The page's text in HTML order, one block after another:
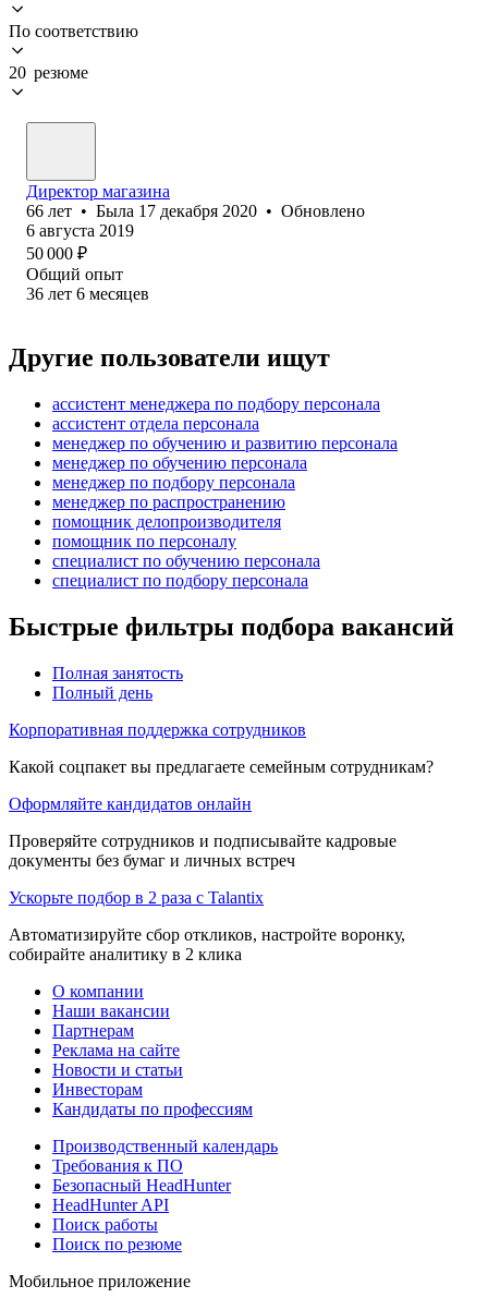
По соответствию
20 резюме
Директор магазина
66 лет • Была 17 декабря 2020 • Обновлено
6 августа 2019
50 000 ₽
Общий опыт
36 лет 6 месяцев
Другие пользователи ищут
ассистент менеджера по подбору персонала
ассистент отдела персонала
менеджер по обучению и развитию персонала
менеджер по обучению персонала
менеджер по подбору персонала
менеджер по распространению
помощник делопроизводителя
помощник по персоналу
специалист по обучению персонала
специалист по подбору персонала
Быстрые фильтры подбора вакансий
Полная занятость
Полный день
Корпоративная поддержка сотрудников
Какой соцпакет вы предлагаете семейным сотрудникам?
Оформляйте кандидатов онлайн
Проверяйте сотрудников и подписывайте кадровые
документы без бумаг и личных встреч
Ускорьте подбор в 2 раза с Talantix
Автоматизируйте сбор откликов, настройте воронку,
собирайте аналитику в 2 клика
О компании
Наши вакансии
Партнерам
Реклама на сайте
Новости и статьи
Инвесторам
Кандидаты по профессиям
Производственный календарь
Требования к ПО
Безопасный HeadHunter
HeadHunter API
Поиск работы
Поиск по резюме
Мобильное приложение